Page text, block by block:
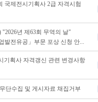
국제전시기획사 2급 자격시험
"2026년 제63회 무역의 날"
발전유공」부문 포상 신청 안...
기획사 자격갱신 관련 변경사항
단수집 및 게시자료 채집거부